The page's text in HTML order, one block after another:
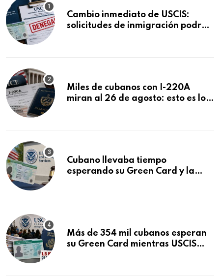
Cambio inmediato de USCIS:
solicitudes de inmigración podrán
Miles de cubanos con I-220A
miran al 26 de agosto: esto es lo
Cubano llevaba tiempo
esperando su Green Card y la
Más de 354 mil cubanos esperan
su Green Card mientras USCIS